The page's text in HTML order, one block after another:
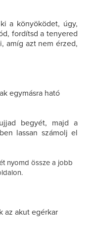
a könyöködet, úgy,
fordítsd a tenyered
amíg azt nem érzed,
egymásra ható
begyét, majd a
lassan számolj el
nyomd össze a jobb
az akut egérkar